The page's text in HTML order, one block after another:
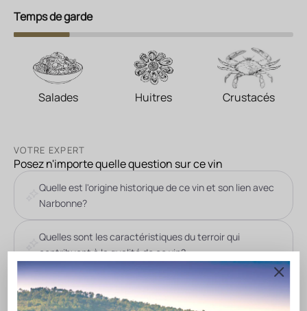
Temps de garde
Salades Huitres Crustacés
VOTRE EXPERT
Posez n'importe quelle question sur ce vin
Quelle est l'origine historique de ce vin et son lien avec
Narbonne?
Quelles sont les caractéristiques du terroir qui
contribuent à la qualité de ce vin?